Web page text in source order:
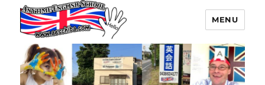
Anytime English School 袖ヶ浦市
英会話スクール
MENU